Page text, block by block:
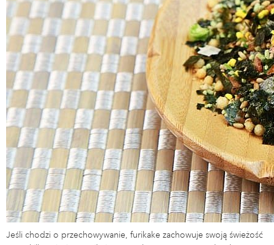
Jeśli chodzi o przechowywanie, furikake zachowuje swoją świeżość